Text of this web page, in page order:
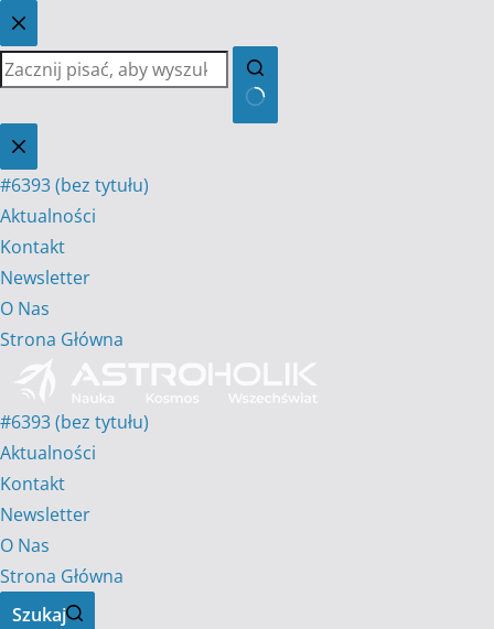
Przejdź
do
treści
Brak
wyników
#6393 (bez tytułu)
Aktualności
Kontakt
Newsletter
O Nas
Strona Główna
#6393 (bez tytułu)
Aktualności
Kontakt
Newsletter
O Nas
Strona Główna
Szukaj